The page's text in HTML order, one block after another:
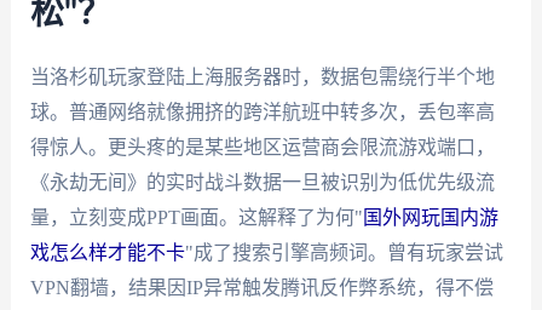
松"？
当洛杉矶玩家登陆上海服务器时，数据包需绕行半个地
球。普通网络就像拥挤的跨洋航班中转多次，丢包率高
得惊人。更头疼的是某些地区运营商会限流游戏端口，
《永劫无间》的实时战斗数据一旦被识别为低优先级流
量，立刻变成PPT画面。这解释了为何" 国外网玩国内游
戏怎么样才能不卡"成了搜索引擎高频词。曾有玩家尝试
VPN翻墙，结果因IP异常触发腾讯反作弊系统，得不偿